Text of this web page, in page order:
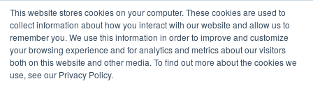
This website stores cookies on your computer. These cookies are used to
collect information about how you interact with our website and allow us to
remember you. We use this information in order to improve and customize
your browsing experience and for analytics and metrics about our visitors
both on this website and other media. To find out more about the cookies we
use, see our Privacy Policy.